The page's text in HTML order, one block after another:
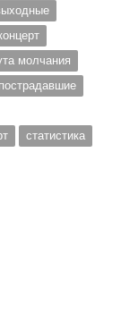
молчания
пострадавшие
статистика